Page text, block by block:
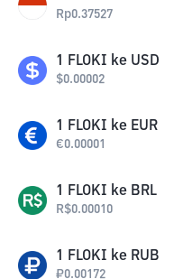
Rp0.37527
1 FLOKI ke USD
$0.00002
1 FLOKI ke EUR
€0.00001
1 FLOKI ke BRL
R$0.00010
1 FLOKI ke RUB
₽0.00172